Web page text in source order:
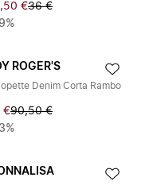
€36 €
ROGER'S
Denim Corta Rambo
€90,50 €